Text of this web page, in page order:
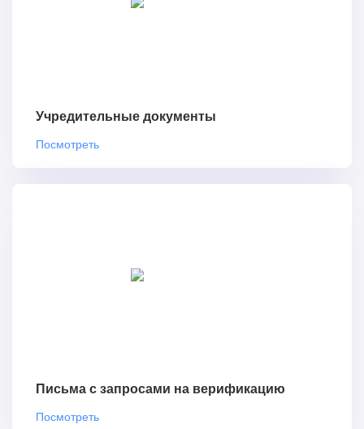
Учредительные документы
Посмотреть
Письма с запросами на верификацию
Посмотреть